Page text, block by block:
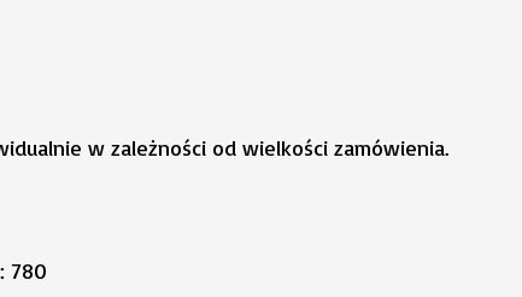
w zależności od wielkości zamówienia.
780